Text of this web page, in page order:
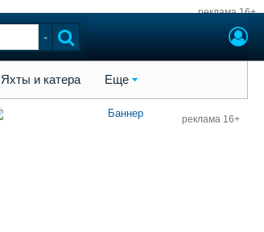
реклама 16+
Яхты и катера Еще
реклама 16+